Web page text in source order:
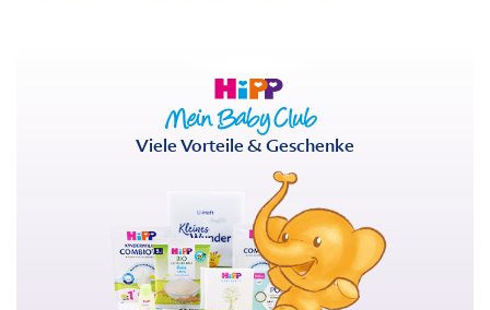
Viele Vorteile & Geschenke